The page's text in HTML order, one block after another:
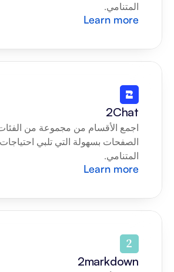
المتنامي.
Learn more
2Chat
المتنامي.
Learn more
2markdown